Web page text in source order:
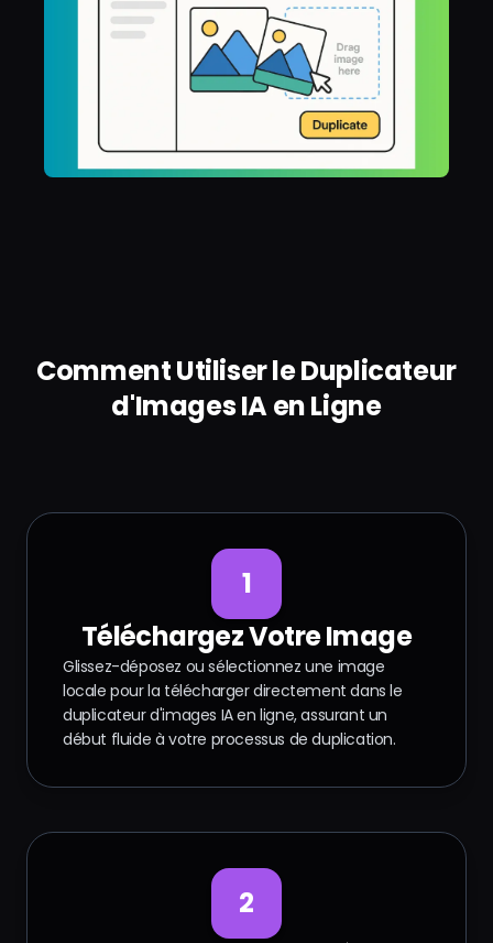
Comment Utiliser le Duplicateur
d'Images IA en Ligne
1
Téléchargez Votre Image
Glissez-déposez ou sélectionnez une image
locale pour la télécharger directement dans le
duplicateur d'images IA en ligne, assurant un
début fluide à votre processus de duplication.
2